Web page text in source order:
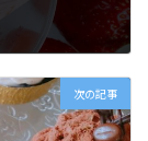
次の記事